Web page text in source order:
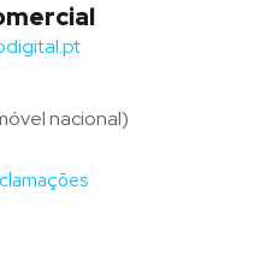
nacional)